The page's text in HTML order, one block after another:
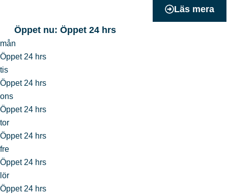
Läs mera
Öppet nu: Öppet 24 hrs
mån
Öppet 24 hrs
tis
Öppet 24 hrs
ons
Öppet 24 hrs
tor
Öppet 24 hrs
fre
Öppet 24 hrs
lör
Öppet 24 hrs